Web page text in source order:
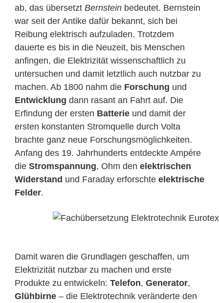
ab, das übersetzt Bernstein bedeutet. Bernstein
war seit der Antike dafür bekannt, sich bei
Reibung elektrisch aufzuladen. Trotzdem
dauerte es bis in die Neuzeit, bis Menschen
anfingen, die Elektrizität wissenschaftlich zu
untersuchen und damit letztlich auch nutzbar zu
machen. Ab 1800 nahm die Forschung und
Entwicklung dann rasant an Fahrt auf. Die
Erfindung der ersten Batterie und damit der
ersten konstanten Stromquelle durch Volta
brachte ganz neue Forschungsmöglichkeiten.
Anfang des 19. Jahrhunderts entdeckte Ampére
die Stromspannung, Ohm den elektrischen
Widerstand und Faraday erforschte elektrische
Felder.
Damit waren die Grundlagen geschaffen, um
Elektrizität nutzbar zu machen und erste
Produkte zu entwickeln: Telefon, Generator,
Glühbirne – die Elektrotechnik veränderte den